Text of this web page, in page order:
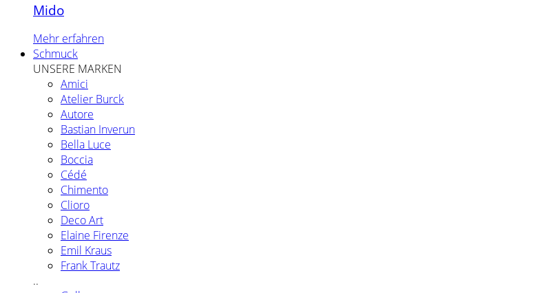
Mido
Mehr erfahren
Schmuck
UNSERE MARKEN
Amici
Atelier Burck
Autore
Bastian Inverun
Bella Luce
Boccia
Cédé
Chimento
Clioro
Deco Art
Elaine Firenze
Emil Kraus
Frank Trautz
..